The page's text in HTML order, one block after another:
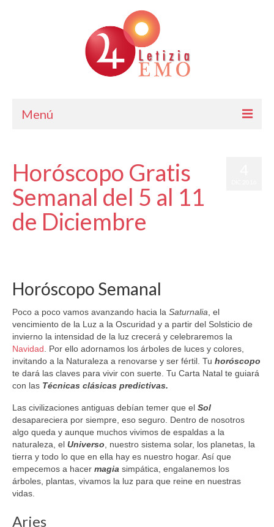
Menú
Cursos de Astrología
Consulta
Blog. Horóscopo Gratis
Horóscopo Gratis
Semanal del 5 al 11
de Diciembre
Horóscopo Semanal
Poco a poco vamos avanzando hacia la Saturnalia , el
vencimiento de la Luz a la Oscuridad y a partir del Solsticio de
invierno la intensidad de la luz crecerá y celebraremos la
Navidad . Por ello adornamos los árboles de luces y colores,
invitando a la Naturaleza a renovarse y ser fértil. Tu horóscopo
te dará las claves para vivir con suerte. Tu Carta Natal te guiará
con las Técnicas clásicas predictivas.
Las civilizaciones antiguas debían temer que el Sol
desapareciera por siempre, eso seguro. Dentro de nosotros
algo queda y aunque muchos vivimos de espaldas a la
naturaleza, el Universo , nuestro sistema solar, los planetas, la
tierra y todo lo que en ella hay es nuestro hogar. Así que
empecemos a hacer magia simpática, engalanemos los
árboles, plantas, vivamos la luz para que reine en nuestras
vidas.
Aries